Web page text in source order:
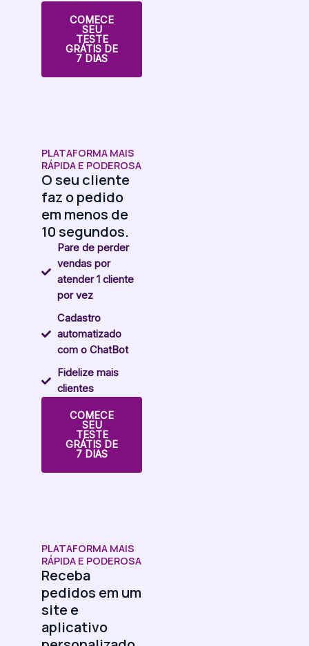
COMECE
SEU
TESTE
GRÁTIS DE
7 DIAS
PLATAFORMA MAIS
RÁPIDA E PODEROSA
O seu cliente
faz o pedido
em menos de
10 segundos.
Pare de perder
vendas por
atender 1 cliente
por vez
Cadastro
automatizado
com o ChatBot
Fidelize mais
clientes
COMECE
SEU
TESTE
GRÁTIS DE
7 DIAS
PLATAFORMA MAIS
RÁPIDA E PODEROSA
Receba
pedidos em um
site e
aplicativo